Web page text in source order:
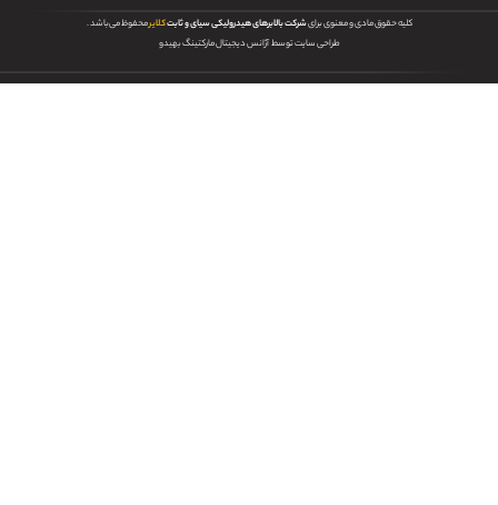
کلیه حقوق مادی و معنوی برایشرکت بالابرهای هیدرولیکی سیای و ثابتکلایرمحفوظ می‌باشد .
طراحی سایت توسطآژانس دیجیتال مارکتینگ بهیدو